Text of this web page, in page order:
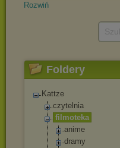
Rozwiń
Foldery
Kattze
czytelnia
filmoteka
anime
dramy